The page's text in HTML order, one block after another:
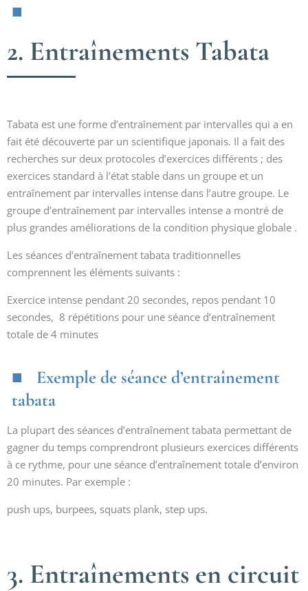
2. Entraînements Tabata
Tabata est une forme d’entraînement par intervalles qui a en
fait été découverte par un scientifique japonais. Il a fait des
recherches sur deux protocoles d’exercices différents ; des
exercices standard à l’état stable dans un groupe et un
entraînement par intervalles intense dans l’autre groupe. Le
groupe d’entraînement par intervalles intense a montré de
plus grandes améliorations de la condition physique globale .
Les séances d’entraînement tabata traditionnelles
comprennent les éléments suivants :
Exercice intense pendant 20 secondes, repos pendant 10
secondes, 8 répétitions pour une séance d’entraînement
totale de 4 minutes
Exemple de séance d’entraînement
tabata
La plupart des séances d’entraînement tabata permettant de
gagner du temps comprendront plusieurs exercices différents
à ce rythme, pour une séance d’entraînement totale d’environ
20 minutes. Par exemple :
push ups, burpees, squats plank, step ups.
3. Entraînements en circuit